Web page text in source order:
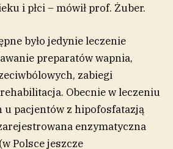
i płci – mówił prof. Żuber.
było jedynie leczenie
preparatów wapnia,
zabiegi
Obecnie w leczeniu
u pacjentów z hipofosfatazją
enzymatyczna
Polsce jeszcze